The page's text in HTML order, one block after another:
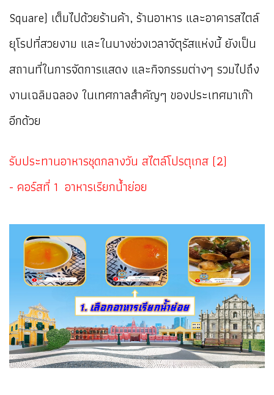
Square) เต็มไปด้วยร้านค้า, ร้านอาหาร และอาคารสไตล์
ยุโรปที่สวยงาม และในบางช่วงเวลาจัตุรัสแห่งนี้ ยังเป็น
สถานที่ในการจัดการแสดง และกิจกรรมต่างๆ รวมไปถึง
งานเฉลิมฉลอง ในเทศกาลสำคัญๆ ของประเทศมาเก๊า
อีกด้วย
รับประทานอาหารชุดกลางวัน สไตล์โปรตุเกส (2)
- คอร์สที่ 1 อาหารเรียกน้ำย่อย